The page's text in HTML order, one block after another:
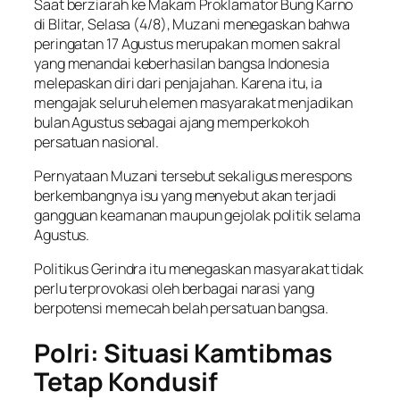
Saat berziarah ke Makam Proklamator Bung Karno
di Blitar, Selasa (4/8), Muzani menegaskan bahwa
peringatan 17 Agustus merupakan momen sakral
yang menandai keberhasilan bangsa Indonesia
melepaskan diri dari penjajahan. Karena itu, ia
mengajak seluruh elemen masyarakat menjadikan
bulan Agustus sebagai ajang memperkokoh
persatuan nasional.
Pernyataan Muzani tersebut sekaligus merespons
berkembangnya isu yang menyebut akan terjadi
gangguan keamanan maupun gejolak politik selama
Agustus.
Politikus Gerindra itu menegaskan masyarakat tidak
perlu terprovokasi oleh berbagai narasi yang
berpotensi memecah belah persatuan bangsa.
Polri: Situasi Kamtibmas
Tetap Kondusif